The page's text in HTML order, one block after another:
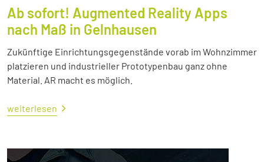
Ab sofort! Augmented Reality Apps
nach Maß in Gelnhausen
Zukünftige Einrichtungsgegenstände vorab im Wohnzimmer
platzieren und industrieller Prototypenbau ganz ohne
Material. AR macht es möglich.
weiterlesen